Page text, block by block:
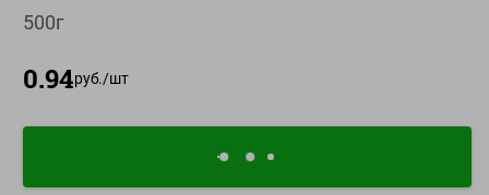
О сервисе
Настройки файлов cookie
доставкой и бонусной картой
500г
0.94руб./шт